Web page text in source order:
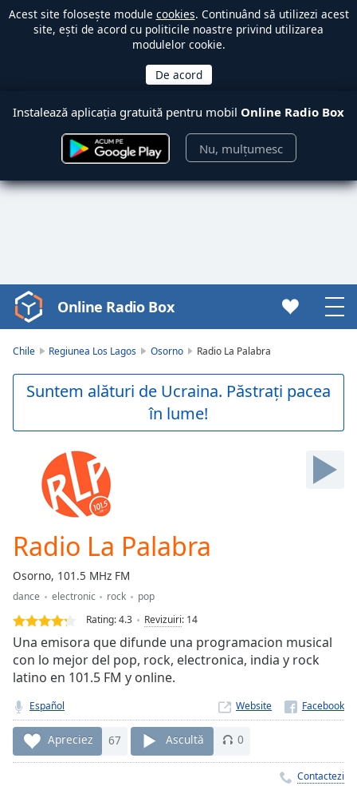
Acest site folosește module cookies. Continuând să utilizezi acest
site, ești de acord cu politicile noastre privind utilizarea
modulelor cookie.
Instalează aplicația gratuită pentru mobil Online Radio Box
Nu, mulțumesc
Video
Player
Play
Video
Skip
Forward
Loaded:
0.00%
Stream
Type
Seek to
live,
currently
live
LIVE
Remaining
Time-
Online Radio Box
Chile Regiunea Los Lagos Osorno Radio La Palabra
Suntem alături de Ucraina. Păstrați pacea
în lume!
Radio La Palabra
Osorno, 101.5 MHz FM
dance electronic rock
pop
Rating:4.3 Revizuiri: 14
Una emisora que difunde una programacion musical
con lo mejor del pop, rock, electronica, india y rock
latino en 101.5 FM y online.
Español Website
Apreciez 67 Ascultă 0
Contactezi